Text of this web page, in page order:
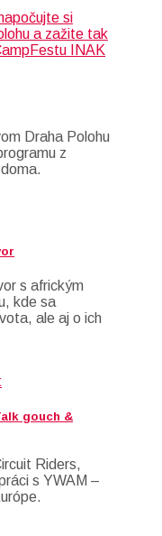
Draha Polohu
z
s africkým
kde sa
ale aj o ich
gouch &
Riders,
s YWAM –